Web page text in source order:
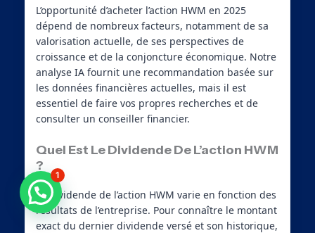
L’opportunité d’acheter l’action HWM en 2025
dépend de nombreux facteurs, notamment de sa
valorisation actuelle, de ses perspectives de
croissance et de la conjoncture économique. Notre
analyse IA fournit une recommandation basée sur
les données financières actuelles, mais il est
essentiel de faire vos propres recherches et de
consulter un conseiller financier.
Quel Est Le Dividende De L’action HWM
?
Le dividende de l’action HWM varie en fonction des
résultats de l’entreprise. Pour connaître le montant
exact du dernier dividende versé et son historique,
Besoin d'aide ?
1